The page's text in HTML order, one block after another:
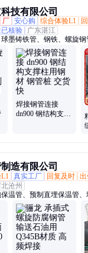
技有限公司
厂 安心购 综合体验L1
核验
广东湛江
墨铸铁管、钢铁、螺旋
埋弧焊直缝钢管、螺旋焊管
、钢管防腐加工、镀锌无缝
3pe防腐钢管、焊接钢管、
钢板卷管、新兴铸铁管、
焊接钢管连接
dn900 钢结构支撑
造有限公司
真实工厂 回复及时 出
沧州
温管、预制直埋保温管、
管、螺旋钢管、聚氨酯直埋
管、大口径涂塑钢管、矿
、厚壁螺旋焊管生产、国标
、布料机、泵管管卡、泵车
网